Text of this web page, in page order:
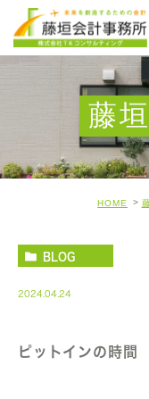
藤
HOME
BLOG
2024.04.24
ピットインの時間